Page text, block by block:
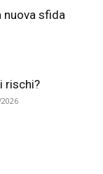
nuova sfida
rischi?